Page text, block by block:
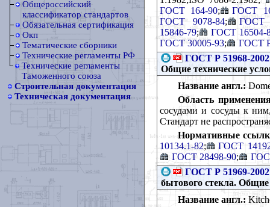
Общероссийский
классификатор стандартов
Обязательная сертификация
Окп
Тематические сборники
Технические регламенты РФ
Технические регламенты
Таможенного союза
Строительная документация
Техническая документация
ГОСТ 164-90;
ГОСТ
ГОСТ 9078-84;
ГОСТ
15846-79;
ГОСТ 16504-
ГОСТ 30005-93;
ГОСТ Р
ГОСТ Р 51968-2002
Общие технические
Название англ.:
Область
сосудами и сосуды к
Стандарт не
Нормативные
10134.1-82;
ГОСТ
ГОСТ 28498-90;
ГОСТ Р 51969-2002
бытового стекла. Общие
Название англ.: